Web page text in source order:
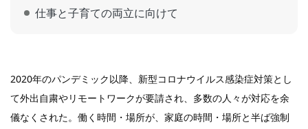
仕事と子育ての両立に向けて
2020年のパンデミック以降、新型コロナウイルス感染症対策とし
て外出自粛やリモートワークが要請され、多数の人々が対応を余
儀なくされた。働く時間・場所が、家庭の時間・場所と半ば強制